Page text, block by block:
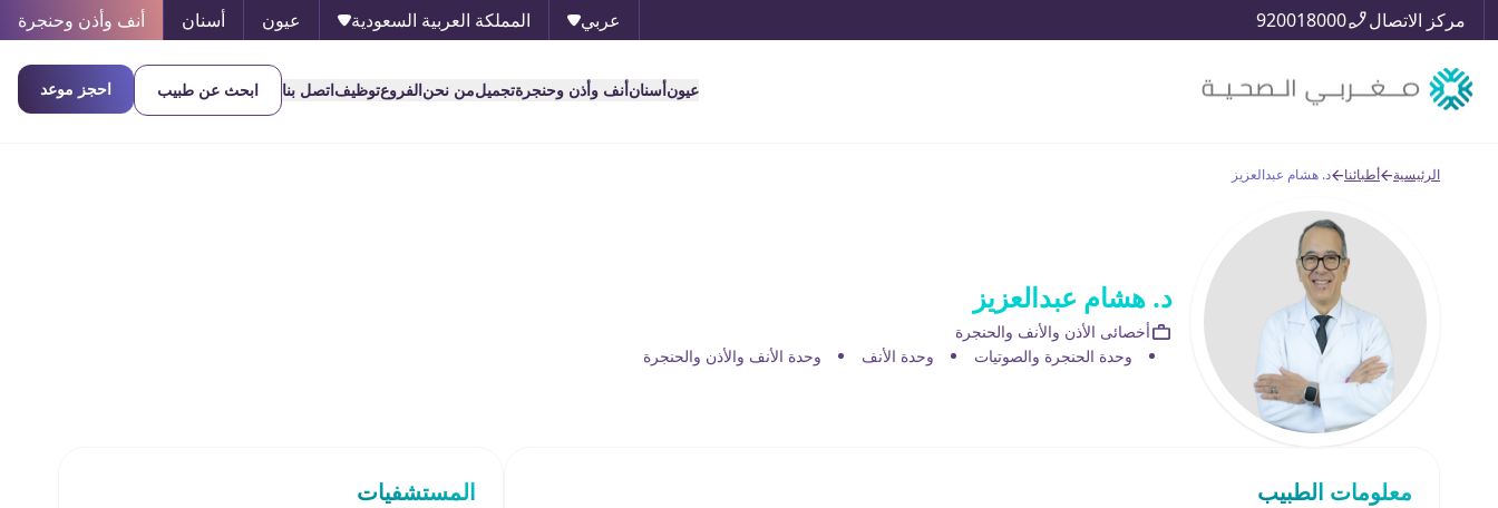
مركز الاتصال 920018000 عربي المملكة العربية السعودية عيون أسنان أنف وأذن وحنجرة
عيونأسنانأنف وأذن وحنجرةتجميلمن نحنالفروعتوظيفاتصل بنا ابحث عن طبيب احجز موعد
الرئيسية أطبائنا د. هشام عبدالعزيز
د. هشام عبدالعزيز
أخصائى الأذن والأنف والحنجرة
وحدة الحنجرة والصوتيات
وحدة الأنف وحدة الأنف والأذن والحنجرة
معلومات الطبيب المستشفيات